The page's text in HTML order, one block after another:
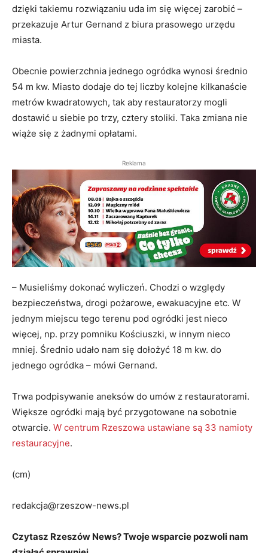
dzięki takiemu rozwiązaniu uda im się więcej zarobić –
przekazuje Artur Gernand z biura prasowego urzędu
miasta.
Obecnie powierzchnia jednego ogródka wynosi średnio
54 m kw. Miasto dodaje do tej liczby kolejne kilkanaście
metrów kwadratowych, tak aby restauratorzy mogli
dostawić u siebie po trzy, cztery stoliki. Taka zmiana nie
wiąże się z żadnymi opłatami.
Reklama
– Musieliśmy dokonać wyliczeń. Chodzi o względy
bezpieczeństwa, drogi pożarowe, ewakuacyjne etc. W
jednym miejscu tego terenu pod ogródki jest nieco
więcej, np. przy pomniku Kościuszki, w innym nieco
mniej. Średnio udało nam się dołożyć 18 m kw. do
jednego ogródka – mówi Gernand.
Trwa podpisywanie aneksów do umów z restauratorami.
Większe ogródki mają być przygotowane na sobotnie
otwarcie. W centrum Rzeszowa ustawiane są 33 namioty
restauracyjne.
(cm)
redakcja@rzeszow-news.pl
Czytasz Rzeszów News? Twoje wsparcie pozwoli nam